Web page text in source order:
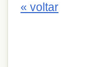
« voltar